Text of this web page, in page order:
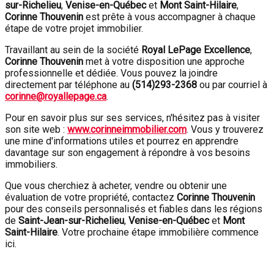
sur-Richelieu, Venise-en-Québecet Mont Saint-Hilaire,
Corinne Thouvenin est prête à vous accompagner à chaque
étape de votre projet immobilier.
Travaillant au sein de la société Royal LePage Excellence,
Corinne Thouvenin met à votre disposition une approche
professionnelle et dédiée. Vous pouvez la joindre
directement par téléphone au (514)293-2368 ou par courriel à
corinne@royallepage.ca.
Pour en savoir plus sur ses services, n'hésitez pas à visiter
son site web : www.corinneimmobilier.com. Vous y trouverez
une mine d'informations utiles et pourrez en apprendre
davantage sur son engagement à répondre à vos besoins
immobiliers.
Que vous cherchiez à acheter, vendre ou obtenir une
évaluation de votre propriété, contactez Corinne Thouvenin
pour des conseils personnalisés et fiables dans les régions
de Saint-Jean-sur-Richelieu, Venise-en-Québecet Mont
Saint-Hilaire. Votre prochaine étape immobilière commence
ici.